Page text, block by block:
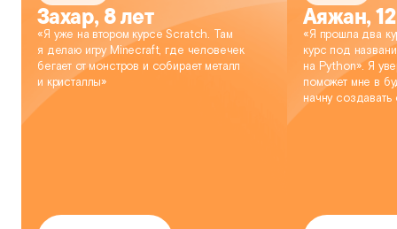
Захар, 8 лет
«Я уже на втором курсе Scratch. Там
я делаю игру Minecraft, где человечек
бегает от монстров и собирает металл
и кристаллы»
Аяжан,
«Я прошла два
курс под
на Python». Я
поможет мне в
начну